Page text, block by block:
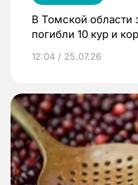
В Томской области
погибли 10 кур и
12:04 / 25.07.26